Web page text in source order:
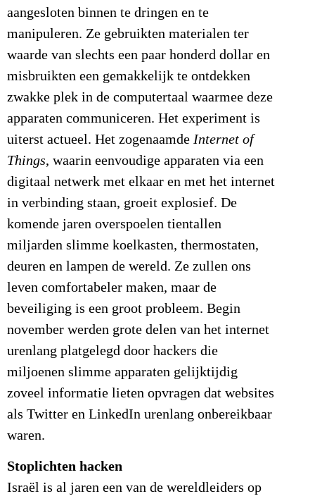
aangesloten binnen te dringen en te
manipuleren. Ze gebruikten materialen ter
waarde van slechts een paar honderd dollar en
misbruikten een gemakkelijk te ontdekken
zwakke plek in de computertaal waarmee deze
apparaten communiceren. Het experiment is
uiterst actueel. Het zogenaamde Internet of
Things, waarin eenvoudige apparaten via een
digitaal netwerk met elkaar en met het internet
in verbinding staan, groeit explosief. De
komende jaren overspoelen tientallen
miljarden slimme koelkasten, thermostaten,
deuren en lampen de wereld. Ze zullen ons
leven comfortabeler maken, maar de
beveiliging is een groot probleem. Begin
november werden grote delen van het internet
urenlang platgelegd door hackers die
miljoenen slimme apparaten gelijktijdig
zoveel informatie lieten opvragen dat websites
als Twitter en LinkedIn urenlang onbereikbaar
waren.
Stoplichten hacken
Israël is al jaren een van de wereldleiders op